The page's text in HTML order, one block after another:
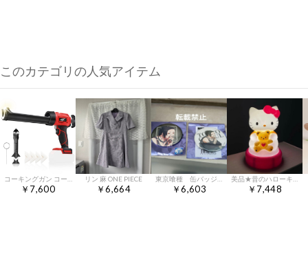
このカテゴリの人気アイテム
コーキングガン コードレス 電動コーキングガン 4段階速度調整 LEDライト付き （21cmの長さの管）300MLチューブ対応 住宅改修・DIYプロジェクト用 マキタ18Vバッテリー対応【本体のみ・バッテリー・充電器別売】 日本語取扱説明書付05kk
￥7,600
リン 麻 ONE PIECE
￥6,664
東京喰種 缶バッジ ジャンプフェスタ2026 ウタ 2個セット
￥6,603
美品★昔のハローキティ ルームランプ キャラクターライト ピンク サンリオ
￥7,448